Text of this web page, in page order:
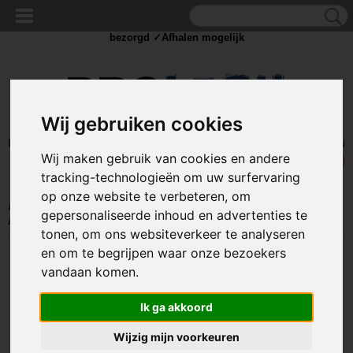
Wij gebruiken cookies
Wij maken gebruik van cookies en andere
tracking-technologieën om uw surfervaring
op onze website te verbeteren, om
gepersonaliseerde inhoud en advertenties te
tonen, om ons websiteverkeer te analyseren
en om te begrijpen waar onze bezoekers
vandaan komen.
Ik ga akkoord
Wijzig mijn voorkeuren
Inloggen
UW WINKELWAGEN
Geen producten
(0)
Home >OUTDOOR>Survival Bestek sets>Multifunctioneel Bestek Setje
Rood - 6-in-1
bezorgd ✓Afhalen mogelijk